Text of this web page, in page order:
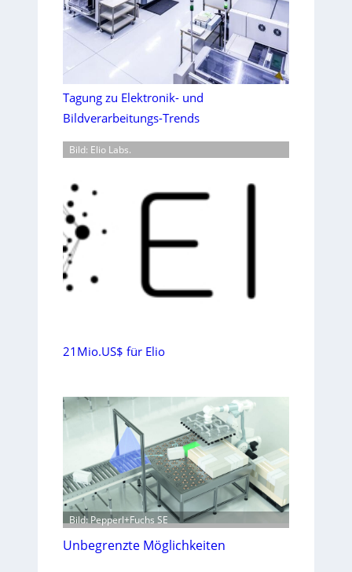
Tagung zu Elektronik- und
Bildverarbeitungs-Trends
Bild: Elio Labs.
21Mio.US$ für Elio
Bild: Pepperl+Fuchs SE
Unbegrenzte Möglichkeiten